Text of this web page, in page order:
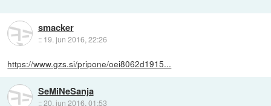
smacker
:: 19. jun 2016, 22:26
https://www.gzs.si/pripone/oei8062d1915...
SeMiNeSanja
::20. jun 2016, 01:53